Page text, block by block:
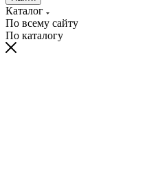
Каталог
По всему сайту
По каталогу